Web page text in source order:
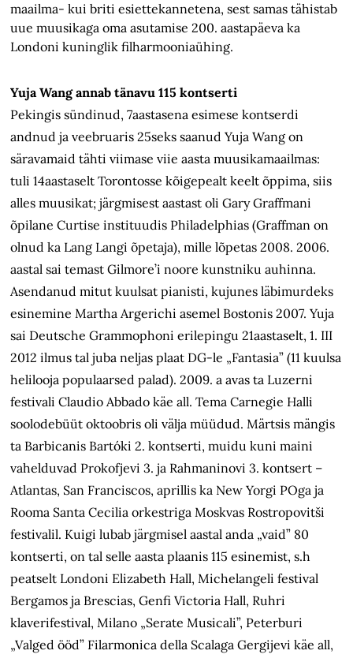
maailma- kui briti esiettekannetena, sest samas tähistab
uue muusikaga oma asutamise 200. aastapäeva ka
Londoni kuninglik filharmooniaühing.
Yuja Wang annab tänavu 115 kontserti
Pekingis sündinud, 7aastasena esimese kontserdi
andnud ja veebruaris 25seks saanud Yuja Wang on
säravamaid tähti viimase viie aasta muusikamaailmas:
tuli 14aastaselt Torontosse kõigepealt keelt õppima, siis
alles muusikat; järgmisest aastast oli Gary Graffmani
õpilane Curtise instituudis Philadelphias (Graffman on
olnud ka Lang Langi õpetaja), mille lõpetas 2008. 2006.
aastal sai temast Gilmore’i noore kunstniku auhinna.
Asendanud mitut kuulsat pianisti, kujunes läbimurdeks
esinemine Martha Argerichi asemel Bostonis 2007. Yuja
sai Deutsche Grammophoni erilepingu 21aastaselt, 1. III
2012 ilmus tal juba neljas plaat DG-le „Fantasia” (11 kuulsa
helilooja populaarsed palad). 2009. a avas ta Luzerni
festivali Claudio Abbado käe all. Tema Carnegie Halli
soolodebüüt oktoobris oli välja müüdud. Märtsis mängis
ta Barbicanis Bartóki 2. kontserti, muidu kuni maini
vahelduvad Prokofjevi 3. ja Rahmaninovi 3. kontsert –
Atlantas, San Franciscos, aprillis ka New Yorgi POga ja
Rooma Santa Cecilia orkestriga Moskvas Rostropovitši
festivalil. Kuigi lubab järgmisel aastal anda „vaid” 80
kontserti, on tal selle aasta plaanis 115 esinemist, s.h
peatselt Londoni Elizabeth Hall, Michelangeli festival
Bergamos ja Brescias, Genfi Victoria Hall, Ruhri
klaverifestival, Milano „Serate Musicali”, Peterburi
„Valged ööd” Filarmonica della Scalaga Gergijevi käe all,